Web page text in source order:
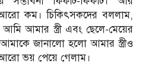
আরো কম। চিকিৎসকদের বললাম,
আমার স্ত্রী এবং ছেলে-মেয়ের
জানালো হলো আমার স্ত্রীও
আরো ভয় পেয়ে গেলাম।